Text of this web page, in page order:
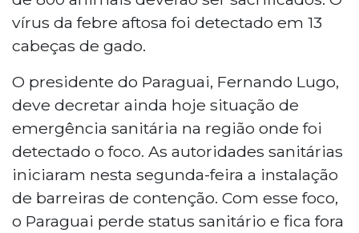
vírus da febre aftosa foi detectado em 13
cabeças de gado.
O presidente do Paraguai, Fernando Lugo,
deve decretar ainda hoje situação de
emergência sanitária na região onde foi
detectado o foco. As autoridades sanitárias
iniciaram nesta segunda-feira a instalação
de barreiras de contenção. Com esse foco,
o Paraguai perde status sanitário e fica fora